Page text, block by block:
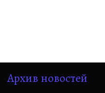
Архив новостей